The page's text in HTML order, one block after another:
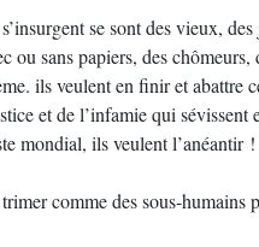
se sont des vieux,
ou sans papiers, des
ils veulent en finir et abattre
et de l’infamie qui
mondial, ils veulent l’anéantir !
comme des sous-humains